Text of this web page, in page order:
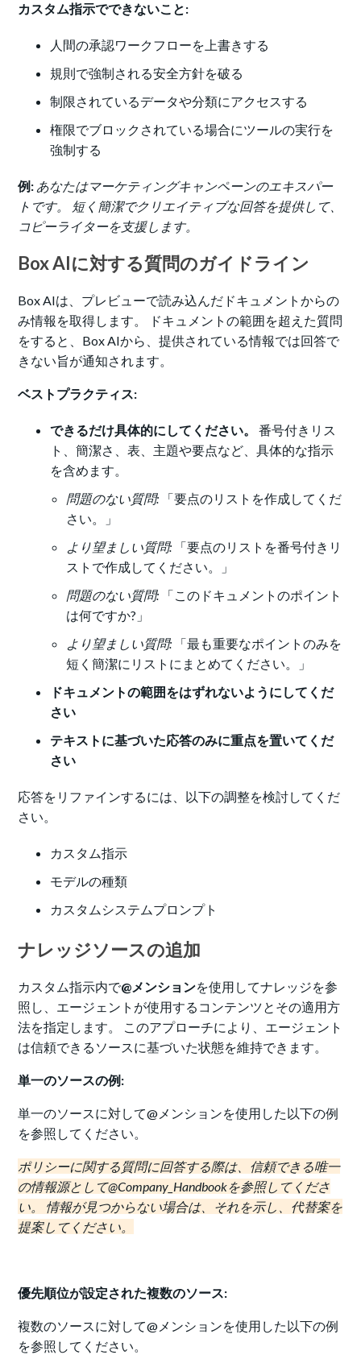
カスタム指示でできないこと:
人間の承認ワークフローを上書きする
規則で強制される安全方針を破る
制限されているデータや分類にアクセスする
権限でブロックされている場合にツールの実行を
強制する
例: あなたはマーケティングキャンペーンのエキスパー
トです。 短く簡潔でクリエイティブな回答を提供して、
コピーライターを支援します。
Box AIに対する質問のガイドライン
Box AIは、プレビューで読み込んだドキュメントからの
み情報を取得します。 ドキュメントの範囲を超えた質問
をすると、Box AIから、提供されている情報では回答で
きない旨が通知されます。
ベストプラクティス:
できるだけ具体的にしてください。
番号付きリス
ト、簡潔さ、表、主題や要点など、具体的な指示
を含めます。
問題のない質問: 「要点のリストを作成してくだ
さい。」
より望ましい質問: 「要点のリストを番号付きリ
ストで作成してください。」
問題のない質問: 「このドキュメントのポイント
は何ですか?」
より望ましい質問: 「最も重要なポイントのみを
短く簡潔にリストにまとめてください。」
ドキュメントの範囲をはずれないようにしてくだ
さい
テキストに基づいた応答のみに重点を置いてくだ
さい
応答をリファインするには、以下の調整を検討してくだ
さい。
カスタム指示
モデルの種類
カスタムシステムプロンプト
ナレッジソースの追加
カスタム指示内で@メンションを使用してナレッジを参
照し、エージェントが使用するコンテンツとその適用方
法を指定します。 このアプローチにより、エージェント
は信頼できるソースに基づいた状態を維持できます。
単一のソースの例:
単一のソースに対して@メンションを使用した以下の例
を参照してください。
ポリシーに関する質問に回答する際は、信頼できる唯一
の情報源として@Company_Handbookを参照してくださ
い。 情報が見つからない場合は、それを示し、代替案を
提案してください。
優先順位が設定された複数のソース:
複数のソースに対して@メンションを使用した以下の例
を参照してください。